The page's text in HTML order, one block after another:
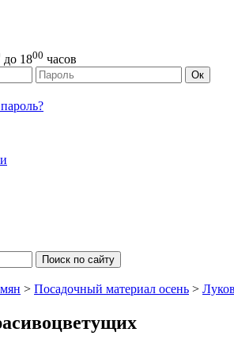
до 1800 часов
Краснопролетарская, д. 16, стр. 1 Ок
Поиск по сайту
> Посадочный материал осень >